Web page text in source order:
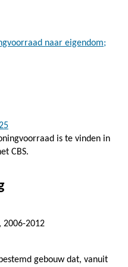
naar eigendom;
is te vinden in
CBS.
2006-2012
gebouw dat, vanuit